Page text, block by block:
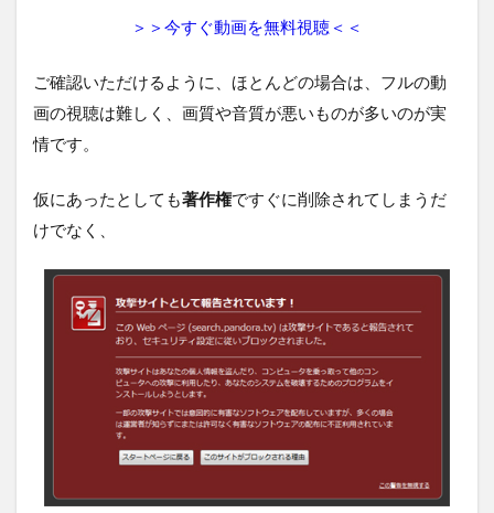
＞＞今すぐ動画を無料視聴＜＜
ご確認いただけるように、ほとんどの場合は、フルの動
画の視聴は難しく、画質や音質が悪いものが多いのが実
情です。
仮にあったとしても著作権ですぐに削除されてしまうだ
けでなく、